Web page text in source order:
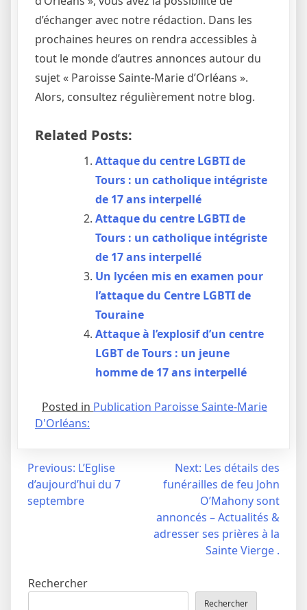
d’échanger avec notre rédaction. Dans les
prochaines heures on rendra accessibles à
tout le monde d’autres annonces autour du
sujet « Paroisse Sainte-Marie d’Orléans ».
Alors, consultez régulièrement notre blog.
Related Posts:
Attaque du centre LGBTI de
Tours : un catholique intégriste
de 17 ans interpellé
Attaque du centre LGBTI de
Tours : un catholique intégriste
de 17 ans interpellé
Un lycéen mis en examen pour
l’attaque du Centre LGBTI de
Touraine
Attaque à l’explosif d’un centre
LGBT de Tours : un jeune
homme de 17 ans interpellé
Posted in Publication Paroisse Sainte-Marie
D'Orléans:
Navigation
Previous: L’Eglise
d’aujourd’hui du 7
septembre
Next: Les détails des
funérailles de feu John
O’Mahony sont
annoncés – Actualités &
adresser ses prières à la
Sainte Vierge .
Rechercher
Rechercher